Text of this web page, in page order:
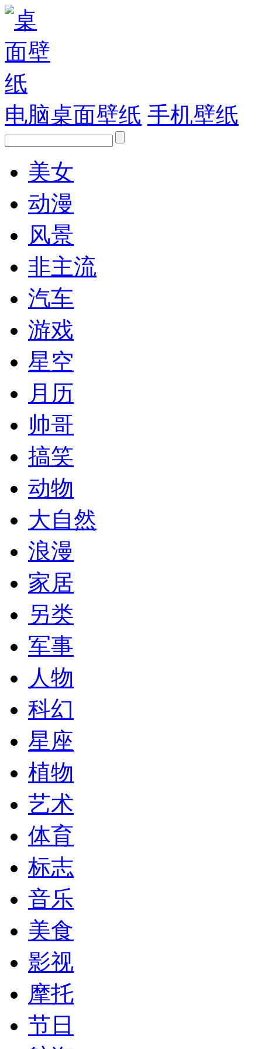
电脑桌面壁纸 手机壁纸
美女
动漫
风景
非主流
汽车
游戏
星空
月历
帅哥
搞笑
动物
大自然
浪漫
家居
另类
军事
人物
科幻
星座
植物
艺术
体育
标志
音乐
美食
影视
摩托
节日